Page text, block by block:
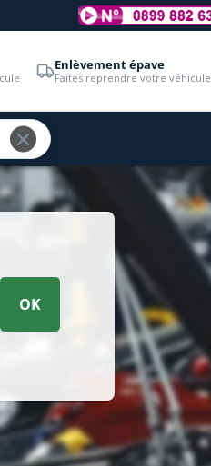
Enlèvement épave
Faites reprendre votre véhicule
OK